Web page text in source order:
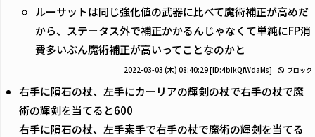
ルーサットは同じ強化値の武器に比べて魔術補正が高めだ
から、ステータス外で補正かかるんじゃなくて単純にFP消
費多いぶん魔術補正が高いってことなのかと
2022-03-03 (木) 08:40:29[ID:4bIkQfWdaMs] ブロック
右手に隕石の杖、左手にカーリアの輝剣の杖で右手の杖で魔
術の輝剣を当てると600
右手に隕石の杖、左手素手で右手の杖で魔術の輝剣を当てる